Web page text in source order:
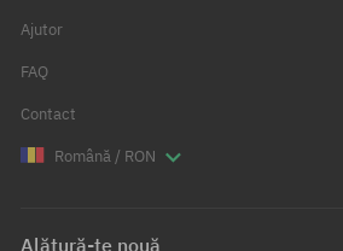
Ajutor
FAQ
Contact
Română / RON
Alătură-te nouă